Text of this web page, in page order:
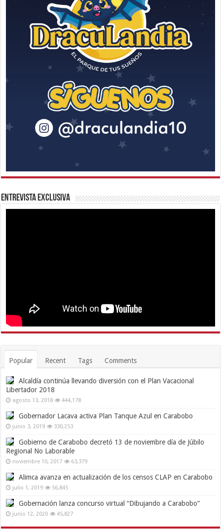
Entrevista Exclusiva
Popular Recent Tags Comments
Alcaldía continúa llevando diversión con el Plan Vacacional
Libertador 2018
agosto 13, 2018 444,178
Gobernador Lacava activa Plan Tanque Azul en Carabobo
junio 3, 2019 330,253
Gobierno de Carabobo decretó 13 de noviembre día de Júbilo
Regional No Laborable
noviembre 10, 2017 63,379
Alimca avanza en actualización de los censos CLAP en Carabobo
julio 1, 2019 56,845
Gobernación lanza concurso virtual “Dibujando a Carabobo”
junio 12, 2020 45,827